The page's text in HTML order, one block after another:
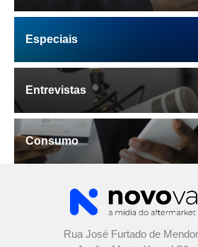
Especiais
Entrevistas
Consumo
Rua José Furtado de